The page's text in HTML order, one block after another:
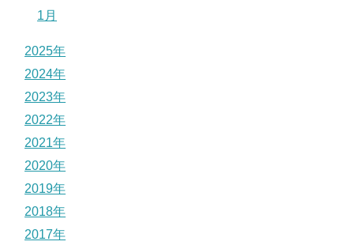
1月
2025年
2024年
2023年
2022年
2021年
2020年
2019年
2018年
2017年